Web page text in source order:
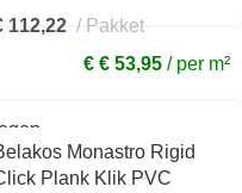
112,22
Pakket
€ € 53,95
per m²
Monastro Rigid
Plank Klik PVC